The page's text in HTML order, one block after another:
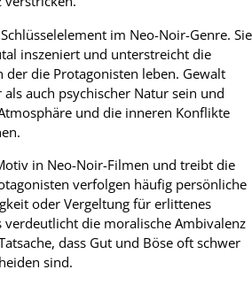
im Neo-Noir-Genre. Sie
inszeniert und unterstreicht die
der die Protagonisten leben. Gewalt
auch psychischer Natur sein und
und die inneren Konflikte
in Neo-Noir-Filmen und treibt die
verfolgen häufig persönliche
oder Vergeltung für erlittenes
verdeutlicht die moralische Ambivalenz
dass Gut und Böse oft schwer
sind.